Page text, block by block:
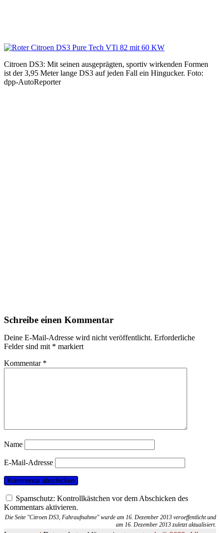
Citroen DS3: Mit seinen ausgeprägten, sportiv wirkenden Formen
ist der 3,95 Meter lange DS3 auf jeden Fall ein Hingucker. Foto:
dpp-AutoReporter
Schreibe einen Kommentar
Deine E-Mail-Adresse wird nicht veröffentlicht. Erforderliche
Felder sind mit * markiert
Kommentar *
Name
E-Mail-Adresse
Spamschutz: Kontrollkästchen vor dem Abschicken des
Kommentars aktivieren.
Die Seite "Citroen DS3, Fahraufnahme" wurde am 16. Dezember 2013 veroeffentlicht und
am 16. Dezember 2013 zuletzt aktualisiert.